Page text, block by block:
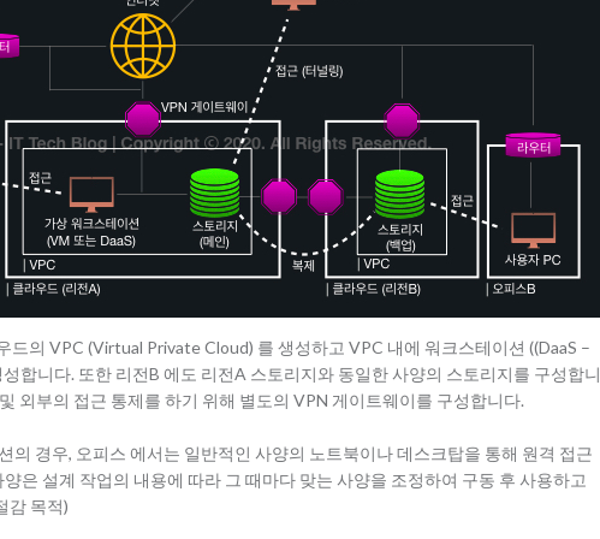
드의 VPC (Virtual Private Cloud) 를 생성하고 VPC 내에 워크스테이션 ((DaaS –
합니다. 또한 리전B 에도 리전A 스토리지와 동일한 사양의 스토리지를 구성합니
외부의 접근 통제를 하기 위해 별도의 VPN 게이트웨이를 구성합니다.
의 경우, 오피스 에서는 일반적인 사양의 노트북이나 데스크탑을 통해 원격 접근
은 설계 작업의 내용에 따라 그 때마다 맞는 사양을 조정하여 구동 후 사용하고
감 목적)